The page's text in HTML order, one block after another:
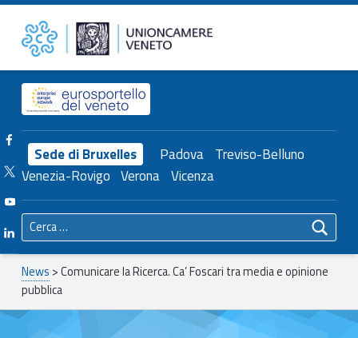
Comunicare la Ricerca. Ca’ Foscari tra media e opinione pubblica – Unioncamere del Veneto Unioncamere del Veneto
Header info sidebar
Sede di Bruxelles Padova Treviso-Belluno
Venezia-Rovigo Verona Vicenza
Facebook Unioncamere Veneto
Twitter Unioncamere Veneto
Youtube Unioncamere Veneto
Linkedin Unioncamere Veneto
Ricerca per:
Breadcrumbs navigation
News >Comunicare la Ricerca. Ca’ Foscari tra media e opinione
pubblica